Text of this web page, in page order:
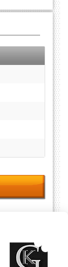
Taux
Meilleur Taux
fonction des